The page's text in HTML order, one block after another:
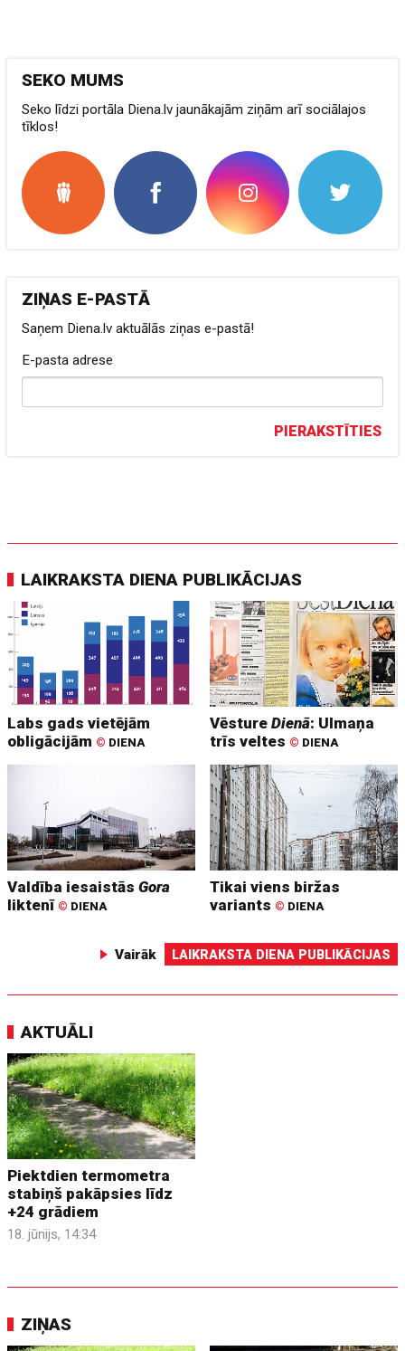
SEKO MUMS
Seko līdzi portāla Diena.lv jaunākajām ziņām arī sociālajos
tīklos!
ZIŅAS E-PASTĀ
Saņem Diena.lv aktuālās ziņas e-pastā!
E-pasta adrese
PIERAKSTĪTIES
LAIKRAKSTA DIENA PUBLIKĀCIJAS
Labs gads vietējām
obligācijām © DIENA
VēstureDienā: Ulmaņa
trīs veltes © DIENA
Valdība iesaistāsGora
liktenī © DIENA
Tikai viens biržas
variants © DIENA
Vairāk LAIKRAKSTA DIENA PUBLIKĀCIJAS
AKTUĀLI
Piektdien termometra
stabiņš pakāpsies līdz
+24 grādiem
18. jūnijs, 14:34
ZIŅAS